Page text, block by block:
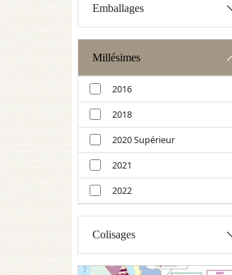
Emballages
Millésimes
2016
2018
2020 Supérieur
2021
2022
Colisages